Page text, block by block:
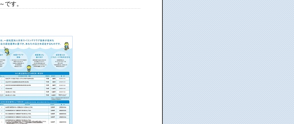
です。